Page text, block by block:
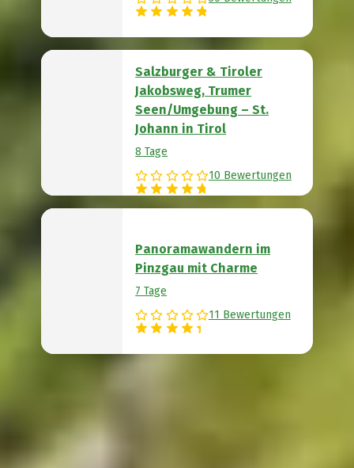
Salzburger & Tiroler
Jakobsweg, Trumer
Seen/Umgebung – St.
Johann in Tirol
8 Tage
10 Bewertungen
Panoramawandern im
Pinzgau mit Charme
7 Tage
11 Bewertungen